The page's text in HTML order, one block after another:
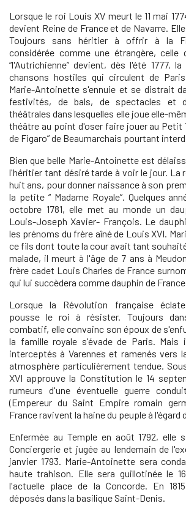
Lorsque le roi Louis XV meurt le 11 mai
devient Reine de France et de Navarre. Elle
Toujours sans héritier à offrir à la
considérée comme une étrangère, celle
“l'Autrichienne” devient, dès l'été 1777,
chansons hostiles qui circulent de Paris
Marie-Antoinette s'ennuie et se distrait
festivités, de bals, de spectacles et
théâtrales dans lesquelles elle joue elle-
théâtre au point d'oser faire jouer au Petit
de Figaro” de Beaumarchais pourtant
Bien que belle Marie-Antoinette est
l'héritier tant désiré tarde à voir le jour. La
huit ans, pour donner naissance à son
la petite “ Madame Royale”. Quelques
octobre 1781, elle met au monde un
Louis-Joseph Xavier- François. Le
les prénoms du frère aîné de Louis XVI.
ce fils dont toute la cour avait tant
malade, il meurt à l'âge de 7 ans à
frère cadet Louis Charles de France
qui lui succèdera comme dauphin de France.
Lorsque la Révolution française
pousse le roi à résister. Toujours
combatif, elle convainc son époux de
la famille royale s'évade de Paris. Mais
interceptés à Varennes et ramenés vers
atmosphère particulièrement tendue.
XVI approuve la Constitution le 14
rumeurs d'une éventuelle guerre
(Empereur du Saint Empire romain
France ravivent la haine du peuple à l'égard
Enfermée au Temple en août 1792, elle
Conciergerie et jugée au lendemain de
janvier 1793. Marie-Antoinette sera
haute trahison. Elle sera guillotinée le
l'actuelle place de la Concorde. En
déposés dans la basilique Saint-Denis.